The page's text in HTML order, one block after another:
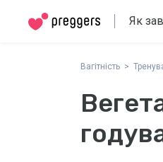
Як
Вагітність